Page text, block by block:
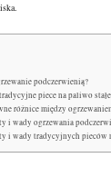
podczerwienią?
piece na paliwo
różnice między
i wady ogrzewania
i wady tradycyjnych pieców